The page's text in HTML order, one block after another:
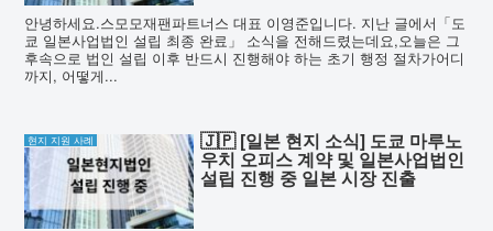
안녕하세요.스모모재팬파트너스 대표 이영준입니다. 지난 글에서「도
쿄 일본사업법인 설립 최종 완료」 소식을 전해드렸는데요,오늘은 그
후속으로 법인 설립 이후 반드시 진행해야 하는 초기 행정 절차가어디
까지, 어떻게...
현지 지원 사례 🇯🇵 [일본 현지 소식] 도쿄 마루노
우치 오피스 계약 및 일본사업법인
설립 진행 중 일본 시장 진출